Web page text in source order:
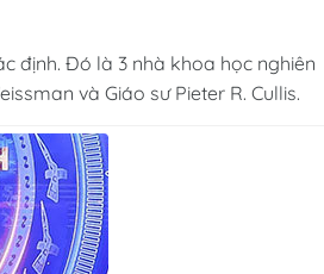
định. Đó là 3 nhà khoa học nghiên
và Giáo sư Pieter R. Cullis.